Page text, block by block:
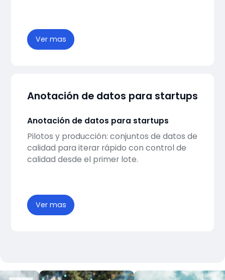
Ver mas
Anotación de datos para startups
Anotación de datos para startups
Pilotos y producción: conjuntos de datos de
calidad para iterar rápido con control de
calidad desde el primer lote.
Ver mas